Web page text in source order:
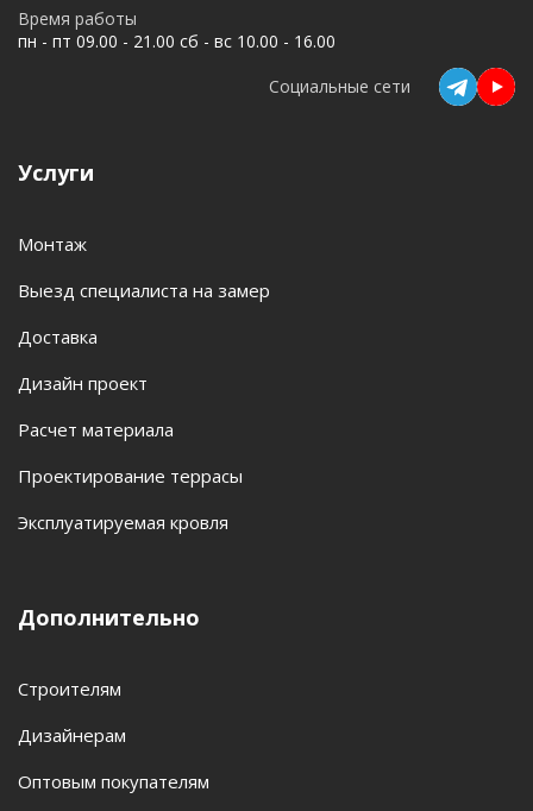
Услуги
Монтаж
Выезд специалиста на замер
Доставка
Дизайн проект
Расчет материала
Проектирование террасы
Эксплуатируемая кровля
Дополнительно
Строителям
Дизайнерам
Оптовым покупателям
Время работы
пн - пт 09.00 - 21.00 сб - вс 10.00 - 16.00
Социальные сети